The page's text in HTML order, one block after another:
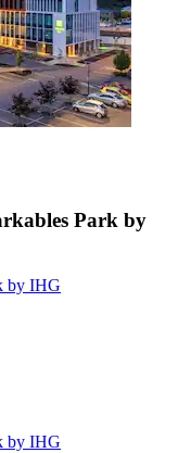
Park by
by IHG
by IHG